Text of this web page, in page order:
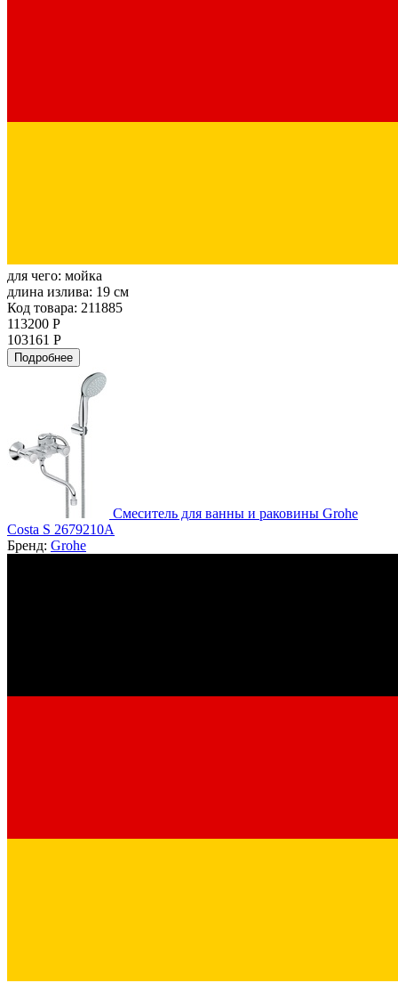
для чего: мойка
длина излива: 19 см
Код товара: 211885
113200 Р
103161 Р
Подробнее
Смеситель для ванны и раковины Grohe
Costa S 2679210A
Бренд: Grohe